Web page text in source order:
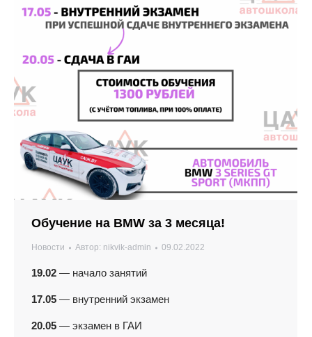
Обучение на BMW за 3 месяца!
Новости Автор: nikvik-admin 09.02.2022
19.02 — начало занятий
17.05 — внутренний экзамен
20.05 — экзамен в ГАИ